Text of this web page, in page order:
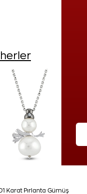
Karat Pırlanta Gümüş